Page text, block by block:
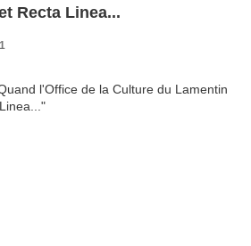
Recta Linea...